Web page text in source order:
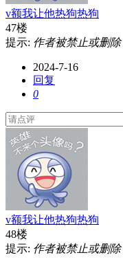
v额我让他热狗热狗
47楼
提示: 作者被禁止或删
2024-7-16
回复
0
v额我让他热狗热狗
48楼
提示: 作者被禁止或删